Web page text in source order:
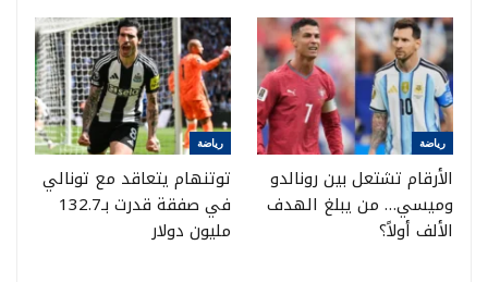
رياضة
الأرقام تشتعل بين رونالدو
وميسي… من يبلغ الهدف
الألف أولاً؟
رياضة
توتنهام يتعاقد مع تونالي
في صفقة قدرت بـ132.7
مليون دولار